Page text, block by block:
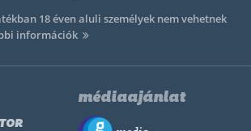
18 éven aluli személyek nem vehetnek
információk
médiaajánlat